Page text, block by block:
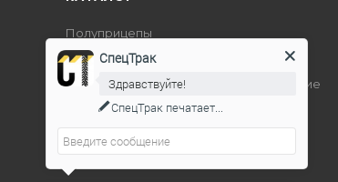
Полуприцепы
Дорожно-строительная техника
Подъемно-транспортное оборудование
СпецТрак
Здравствуйте!
СпецТрак печатает...